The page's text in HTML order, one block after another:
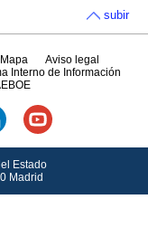
subir
Mapa
Aviso legal
Interno de Información
Estado
Madrid